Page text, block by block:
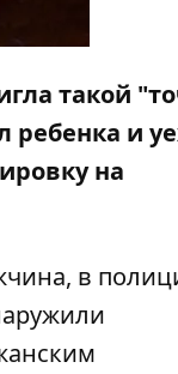
такой
ребенка и
на
в